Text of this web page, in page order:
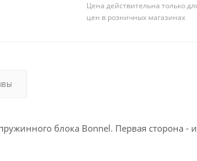
Цена действительна только
цен в розничных магазинах
блока Bonnel. Первая